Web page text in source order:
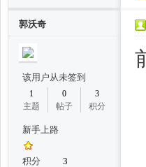
郭沃奇
该用户从未签到
1
主题
0
帖子
3
积分
新手上路
积分 3